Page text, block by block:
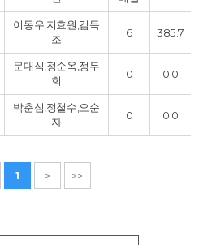
이동우,지효원,김득
조
6 385.7
문대식,정순옥,정두
희
0 0.0
박춘심,정철수,오순
자
0 0.0
1 > >>